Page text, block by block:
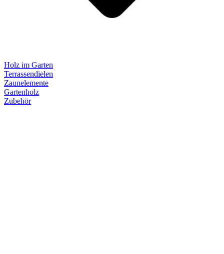
Holz im Garten
Terrassendielen
Zaunelemente
Gartenholz
Zubehör